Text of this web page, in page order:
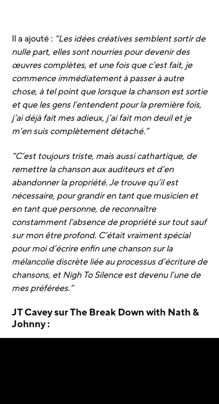
Il a ajouté : “Les idées créatives semblent sortir de
nulle part, elles sont nourries pour devenir des
œuvres complètes, et une fois que c’est fait, je
commence immédiatement à passer à autre
chose, à tel point que lorsque la chanson est sortie
et que les gens l’entendent pour la première fois,
j’ai déjà fait mes adieux, j’ai fait mon deuil et je
m’en suis complètement détaché.”
“C’est toujours triste, mais aussi cathartique, de
remettre la chanson aux auditeurs et d’en
abandonner la propriété. Je trouve qu’il est
nécessaire, pour grandir en tant que musicien et
en tant que personne, de reconnaître
constamment l’absence de propriété sur tout sauf
sur mon être profond. C’était vraiment spécial
pour moi d’écrire enfin une chanson sur la
mélancolie discrète liée au processus d’écriture de
chansons, et Nigh To Silence est devenu l’une de
mes préférées.”
JT Cavey sur The Break Down with Nath &
Johnny :